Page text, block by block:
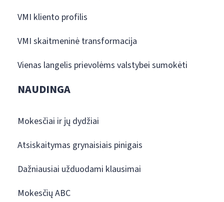
VMI kliento profilis
VMI skaitmeninė transformacija
Vienas langelis prievolėms valstybei sumokėti
NAUDINGA
Mokesčiai ir jų dydžiai
Atsiskaitymas grynaisiais pinigais
Dažniausiai užduodami klausimai
Mokesčių ABC